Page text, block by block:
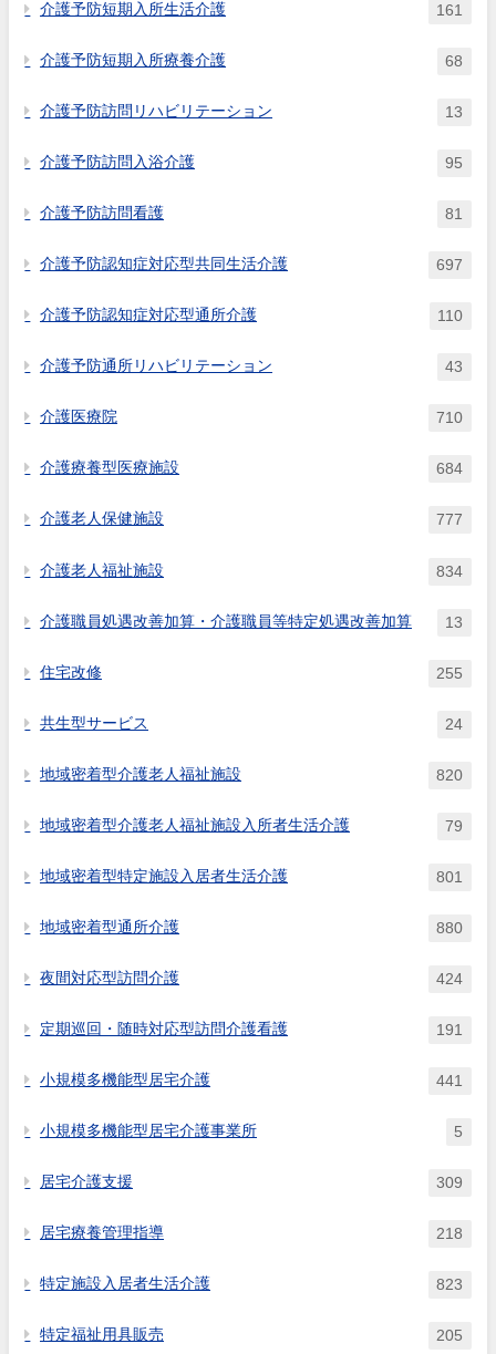
介護予防短期入所生活介護 161
介護予防短期入所療養介護 68
介護予防訪問リハビリテーション 13
介護予防訪問入浴介護 95
介護予防訪問看護 81
介護予防認知症対応型共同生活介護 697
介護予防認知症対応型通所介護 110
介護予防通所リハビリテーション 43
介護医療院 710
介護療養型医療施設 684
介護老人保健施設 777
介護老人福祉施設 834
介護職員処遇改善加算・介護職員等特定処遇改善加算 13
住宅改修 255
共生型サービス 24
地域密着型介護老人福祉施設 820
地域密着型介護老人福祉施設入所者生活介護 79
地域密着型特定施設入居者生活介護 801
地域密着型通所介護 880
夜間対応型訪問介護 424
定期巡回・随時対応型訪問介護看護 191
小規模多機能型居宅介護 441
小規模多機能型居宅介護事業所 5
居宅介護支援 309
居宅療養管理指導 218
特定施設入居者生活介護 823
特定福祉用具販売 205